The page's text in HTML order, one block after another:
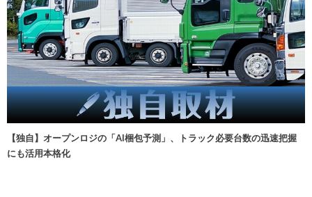
【独自】オープンロジの「AI梱包予測」、トラック必要台数の迅速把握
にも活用本格化